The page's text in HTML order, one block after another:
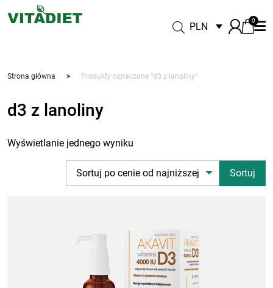
PLN
0
Strona główna > Produkty oznaczone “d3 z lanoliny”
d3 z lanoliny
Wyświetlanie jednego wyniku
Sortuj po cenie od najniższej